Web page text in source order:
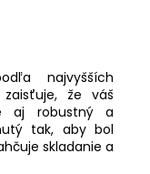
najvyšších
že váš
aj robustný a
tak, aby bol
skladanie a